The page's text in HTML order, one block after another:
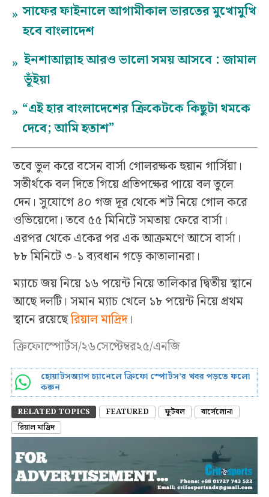
» সাফের ফাইনালে আগামীকাল ভারতের মুখোমুখি
হবে বাংলাদেশ
» ইনশাআল্লাহ আরও ভালো সময় আসবে : জামাল
ভূঁইয়া
» “এই হার বাংলাদেশের ক্রিকেটকে কিছুটা থমকে
দেবে; আমি হতাশ”
তবে ভুল করে বসেন বার্সা গোলরক্ষক হুয়ান গার্সিয়া।
সতীর্থকে বল দিতে গিয়ে প্রতিপক্ষের পায়ে বল তুলে
দেন। সুযোগে ৪০ গজ দূর থেকে শট নিয়ে গোল করে
ওভিয়েদো। তবে ৫৫ মিনিটে সমতায় ফেরে বার্সা।
এরপর থেকে একের পর এক আক্রমণে আসে বার্সা।
৮৮ মিনিটে ৩-১ ব্যবধান গড়ে কাতালানরা।
ম্যাচে জয় নিয়ে ১৬ পয়েন্ট নিয়ে তালিকার দ্বিতীয় স্থানে
আছে দলটি। সমান ম্যাচ খেলে ১৮ পয়েন্ট নিয়ে প্রথম
স্থানে রয়েছেরিয়াল মাদ্রিদ।
ক্রিফোস্পোর্টস/২৬সেপ্টেম্বর২৫/এনজি
হোয়াটসঅ্যাপ চ্যানেলে ক্রিফো স্পোর্টস’র খবর পড়তে ফলো
করুন
RELATED TOPICS FEATURED ফুটবল
বার্সেলোনা
রিয়াল মাদ্রিদ